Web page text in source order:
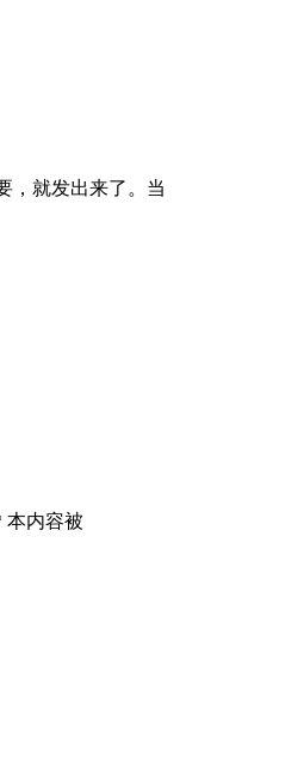
，就发出来了。当
本内容被